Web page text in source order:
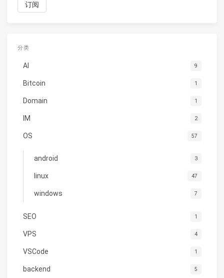
分类
AI 9
Bitcoin 1
Domain 1
IM 2
OS 57
android 3
linux 47
windows 7
SEO 1
VPS 4
VSCode 1
backend 5